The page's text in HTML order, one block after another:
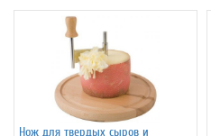
Нож для твердых сыров и